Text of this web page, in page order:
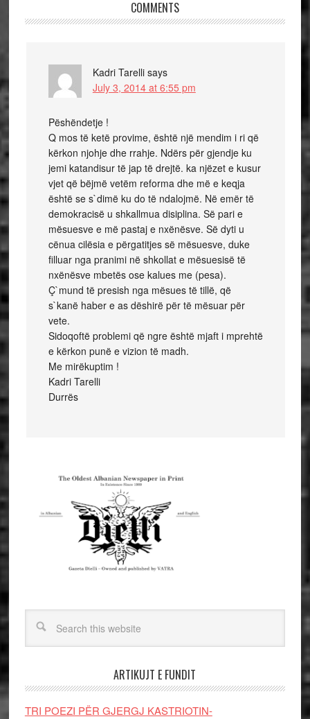
COMMENTS
Kadri Tarelli says
July 3, 2014 at 6:55 pm
Pëshëndetje !
Q mos të ketë provime, është një mendim i ri që
kërkon njohje dhe rrahje. Ndërs për gjendje ku
jemi katandisur të jap të drejtë. ka njëzet e kusur
vjet që bëjmë vetëm reforma dhe më e keqja
është se s`dimë ku do të ndalojmë. Në emër të
demokracisë u shkallmua disiplina. Së pari e
mësuesve e më pastaj e nxënësve. Së dyti u
cënua cilësia e përgatitjes së mësuesve, duke
filluar nga pranimi në shkollat e mësuesisë të
nxënësve mbetës ose kalues me (pesa).
Ç`mund të presish nga mësues të tillë, që
s`kanë haber e as dëshirë për të mësuar për
vete.
Sidoqoftë problemi që ngre është mjaft i mprehtë
e kërkon punë e vizion të madh.
Me mirëkuptim !
Kadri Tarelli
Durrës
ARTIKUJT E FUNDIT
TRI POEZI PËR GJERGJ KASTRIOTIN-